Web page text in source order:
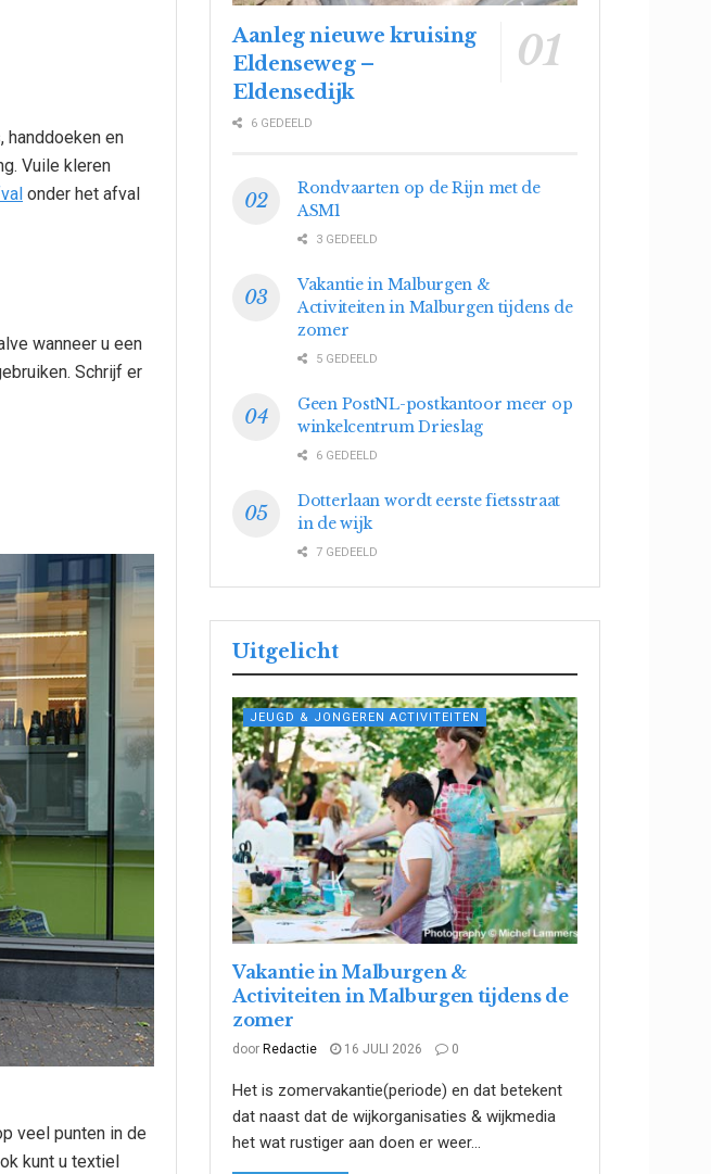
handdoeken en
Vuile kleren
onder het afval
wanneer u een
Schrijf er
veel punten in de
kunt u textiel
Aanleg nieuwe kruising
Eldenseweg –
Eldensedijk
6 GEDEELD
Rondvaarten op de Rijn met de
ASM1
3 GEDEELD
Vakantie in Malburgen &
Activiteiten in Malburgen tijdens de
zomer
5 GEDEELD
Geen PostNL-postkantoor meer op
winkelcentrum Drieslag
6 GEDEELD
Dotterlaan wordt eerste fietsstraat
in de wijk
7 GEDEELD
Uitgelicht
JEUGD & JONGEREN ACTIVITEITEN
Vakantie in Malburgen &
Activiteiten in Malburgen tijdens de
zomer
door Redactie 16 JULI 2026 0
Het is zomervakantie(periode) en dat betekent
dat naast dat de wijkorganisaties & wijkmedia
het wat rustiger aan doen er weer...